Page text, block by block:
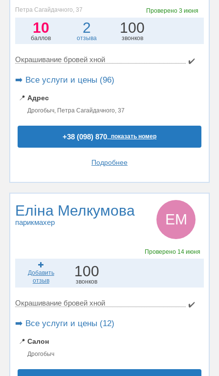
Петра Сагайдачного, 37 Проверено3 июня
10
баллов
2
отзыва
100
звонков
Окрашивание бровей хной ✔️
➡️ Все услуги и цены (96)
📍 Адрес
Дрогобыч, Петра Сагайдачного, 37
+38 (098) 870..показать номер
Подробнее
Еліна Мелкумова
парикмахер ЕМ
Проверено 14 июня
Добавить
отзыв
100
звонков
Окрашивание бровей хной ✔️
➡️ Все услуги и цены (12)
📍 Салон
Дрогобыч